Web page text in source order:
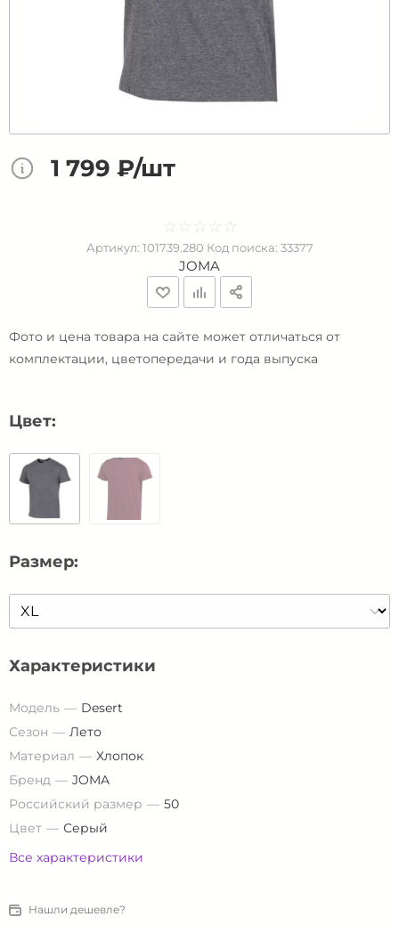
1 799 ₽/шт
☆ ☆ ☆ ☆ ☆
★ ★ ★ ★ ★
Артикул: 101739.280 Код поиска: 33377
JOMA
Фото и цена товара на сайте может отличаться от
комплектации, цветопередачи и года выпуска
Цвет:
Размер:
Характеристики
Модель
Desert
Сезон
Лето
Материал
Хлопок
Бренд
JOMA
Российский размер
50
Цвет
Серый
Все характеристики
Нашли дешевле?